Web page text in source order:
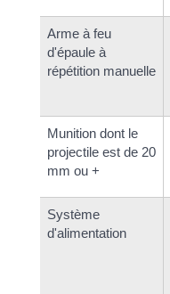
Arme à feu
d'épaule à
répétition manuelle
Munition dont le
projectile est de 20
mm ou +
Système
d'alimentation